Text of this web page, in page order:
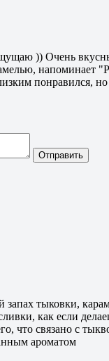
)) Очень
напоминает
понравился, но
Отправить
тыковки,
как если
что связано с
ароматом